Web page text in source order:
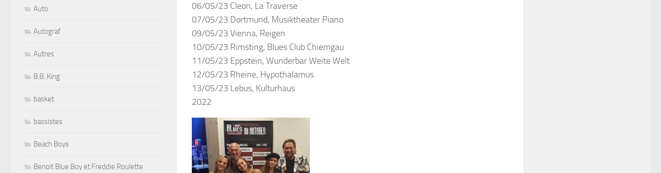
06/05/23 Cleon, La Traverse
07/05/23 Dortmund, Musiktheater Piano
09/05/23 Vienna, Reigen
10/05/23 Rimsting, Blues Club Chiemgau
11/05/23 Eppstein, Wunderbar Weite Welt
12/05/23 Rheine, Hypothalamus
13/05/23 Lebus, Kulturhaus
2022
Auto
Autograf
Autres
B.B. King
basket
bassistes
Beach Boys
Benoit Blue Boy et Freddie Roulette